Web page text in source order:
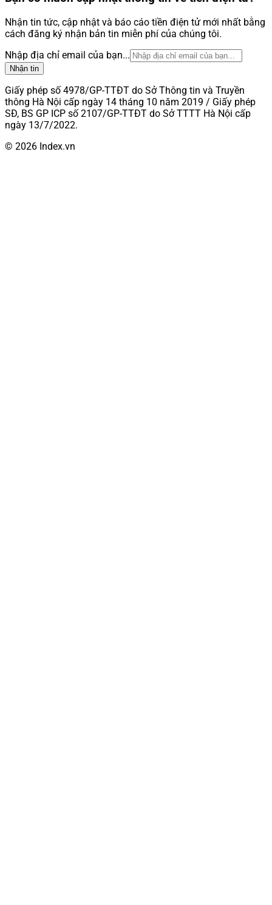
Nhận tin tức, cập nhật và báo cáo tiền điện tử mới nhất bằng
cách đăng ký nhận bản tin miễn phí của chúng tôi.
Nhập địa chỉ email của bạn...
Nhận tin
Giấy phép số 4978/GP-TTĐT do Sở Thông tin và Truyền
thông Hà Nội cấp ngày 14 tháng 10 năm 2019 / Giấy phép
SĐ, BS GP ICP số 2107/GP-TTĐT do Sở TTTT Hà Nội cấp
ngày 13/7/2022.
© 2026 Index.vn